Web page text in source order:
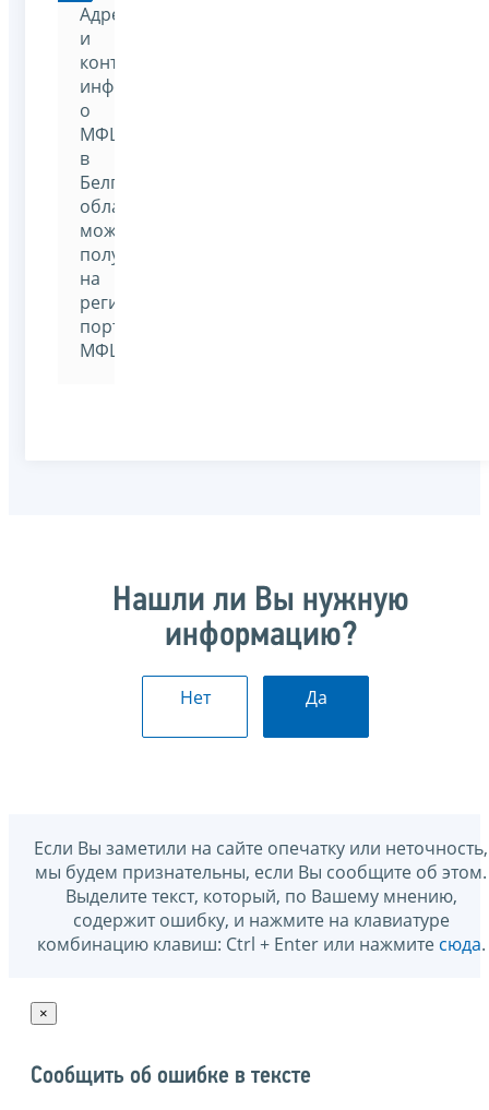
Адреса
и
контактную
информацию
о
МФЦ
в
Белгородской
области
можно
получить
на
региональном
портале
МФЦ
Нашли ли Вы нужную
информацию?
Нет Да
Если Вы заметили на сайте опечатку или неточность,
мы будем признательны, если Вы сообщите об этом.
Выделите текст, который, по Вашему мнению,
содержит ошибку, и нажмите на клавиатуре
комбинацию клавиш: Ctrl + Enter или нажмите сюда.
×
Сообщить об ошибке в тексте